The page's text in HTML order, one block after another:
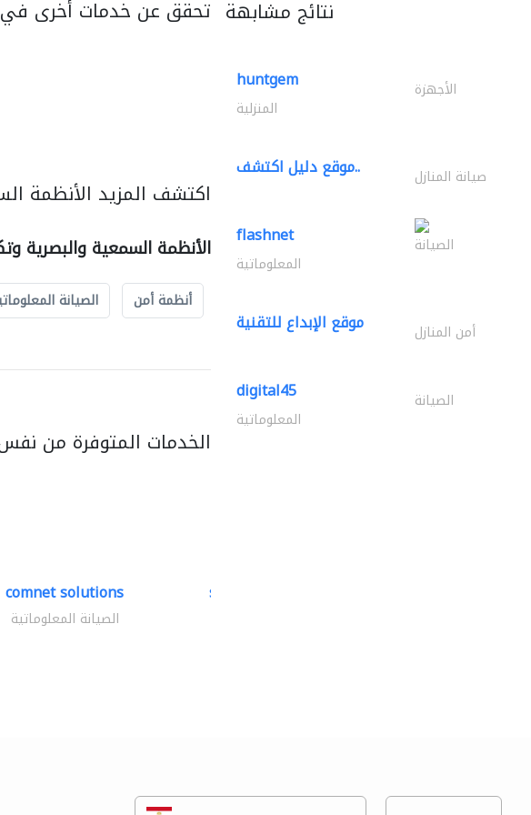
تحقق عن خدمات أخرى
اكتشف المزيد الأنظمة
الأنظمة السمعية والبصرية
أنظمة أمن الصيانة
الخدمات المتوفرة من
comnet solutions
الصيانة المعلوماتية
semac consultants
نتائج مشابهة
huntgem الأجهزة
المنزلية
موقع دليل اكتشف.. صيانة المنازل
flashnet الصيانة
المعلوماتية
موقع الإبداع للتقنية أمن المنازل
digital45 الصيانة
المعلوماتية